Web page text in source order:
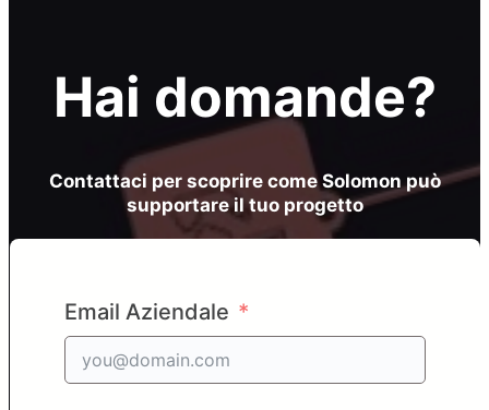
Hai domande?
Contattaci per scoprire come Solomon può
supportare il tuo progetto
Email Aziendale